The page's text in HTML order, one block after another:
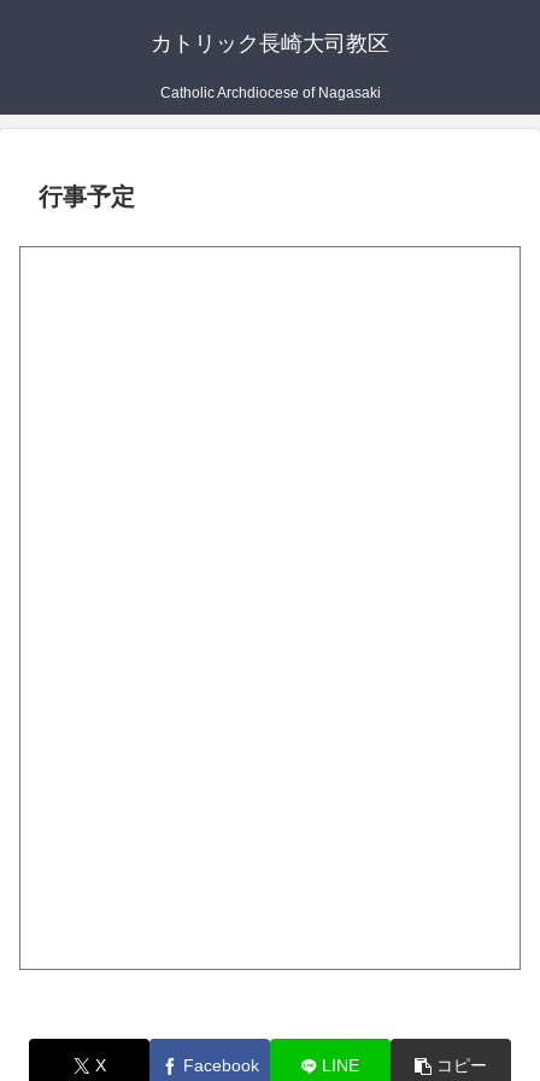
カトリック長崎大司教区
Catholic Archdiocese of Nagasaki
行事予定
X Facebook LINE コピー